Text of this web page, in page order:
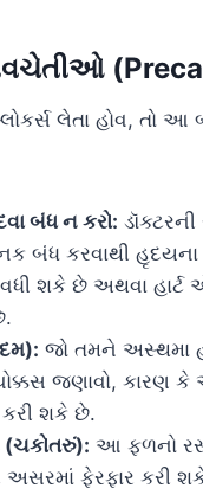
લેતા હોવ, તો આ
બંધ ન કરો:
બંધ કરવાથી હૃદયના
શકે છે અથવા હાર્ટ
જો તમને અસ્થમા
જણાવો, કારણ
શકે છે.
આ ફળનો
અસરમાં ફેરફાર કરી